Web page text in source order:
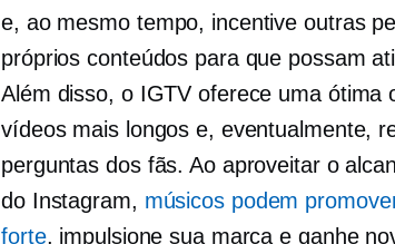
e, ao mesmo tempo, incentive outras
próprios conteúdos para que possam
Além disso, o IGTV oferece uma ótima
vídeos mais longos e, eventualmente,
perguntas dos fãs. Ao aproveitar o
do Instagram, músicos podem
forte, impulsione sua marca e ganhe